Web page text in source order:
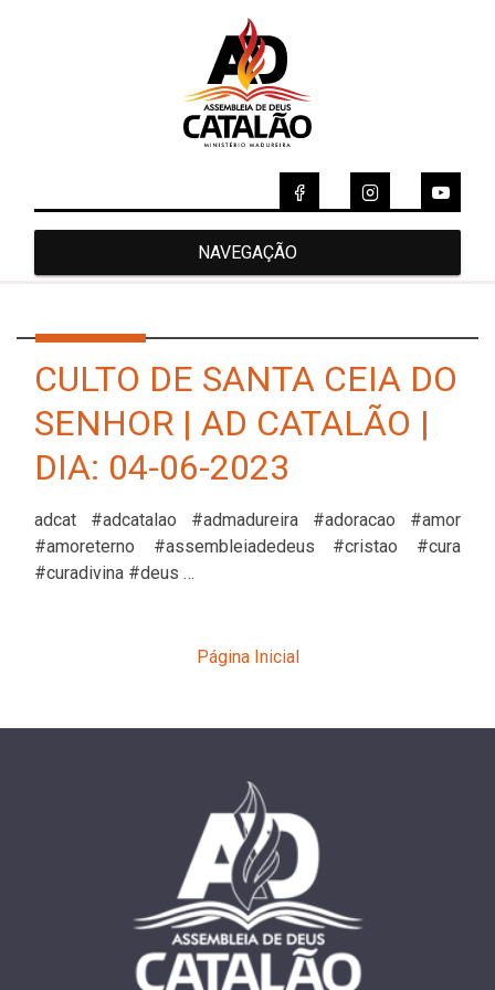
NAVEGAÇÃO
CULTO DE SANTA CEIA DO
SENHOR | AD CATALÃO |
DIA: 04-06-2023
adcat #adcatalao #admadureira #adoracao #amor
#amoreterno #assembleiadedeus #cristao #cura
#curadivina #deus …
Página Inicial